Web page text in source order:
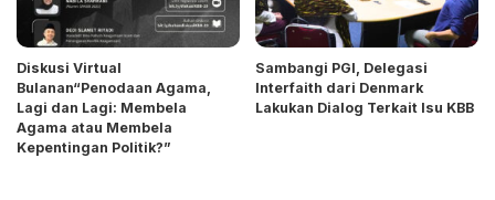
Diskusi Virtual
Bulanan“Penodaan Agama,
Lagi dan Lagi: Membela
Agama atau Membela
Kepentingan Politik?”
Sambangi PGI, Delegasi
Interfaith dari Denmark
Lakukan Dialog Terkait Isu KBB